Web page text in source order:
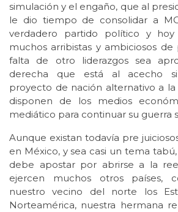
simulación y el engaño, que al
le dio tiempo de consolidar a
verdadero partido político y
muchos arribistas y ambiciosos de
falta de otro liderazgos sea
derecha que está al acecho
proyecto de nación alternativo a la
disponen de los medios
mediático para continuar su guerra
Aunque existan todavía pre
en México, y sea casi un tema
debe apostar por abrirse a la
ejercen muchos otros países,
nuestro vecino del norte los
Norteamérica, nuestra hermana